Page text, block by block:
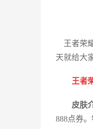
王者荣
天就给大
王者
皮肤
888点券。